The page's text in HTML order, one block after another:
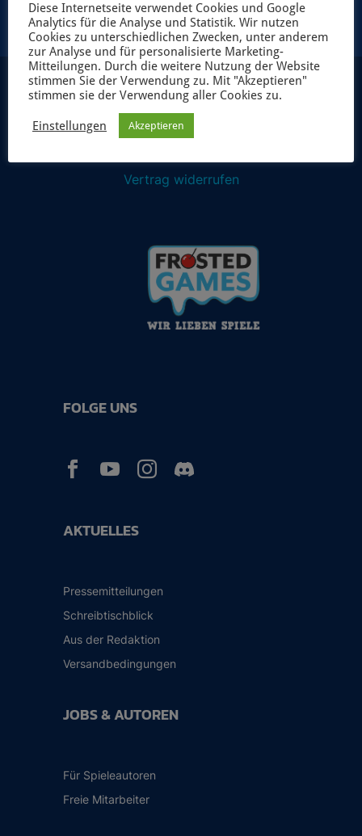
Vertrag widerrufen
AKTUELLES
Pressemitteilungen
Schreibtischblick
Aus der Redaktion
Versandbedingungen
JOBS & AUTOREN
Für Spieleautoren
Freie Mitarbeiter
FOLGE UNS
  
Diese Internetseite verwendet Cookies und Google
Analytics für die Analyse und Statistik. Wir nutzen
Cookies zu unterschiedlichen Zwecken, unter anderem
zur Analyse und für personalisierte Marketing-
Mitteilungen. Durch die weitere Nutzung der Website
stimmen Sie der Verwendung zu. Mit "Akzeptieren"
stimmen sie der Verwendung aller Cookies zu.
Einstellungen Akzeptieren